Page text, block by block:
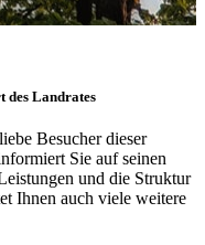
des Landrates
Besucher dieser
Sie auf seinen
und die Struktur
Ihnen auch viele weitere